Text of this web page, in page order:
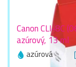
Canon CLI-8C
azúrový, 13 ml
azúrová